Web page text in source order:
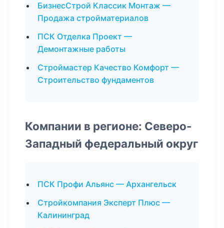
БизнесСтрой Классик Монтаж —
Продажа стройматериалов
ПСК Отделка Проект —
Демонтажные работы
Строймастер Качество Комфорт —
Строительство фундаментов
Компании в регионе: Северо-
Западный федеральный округ
ПСК Профи Альянс — Архангельск
Стройкомпания Эксперт Плюс —
Калининград